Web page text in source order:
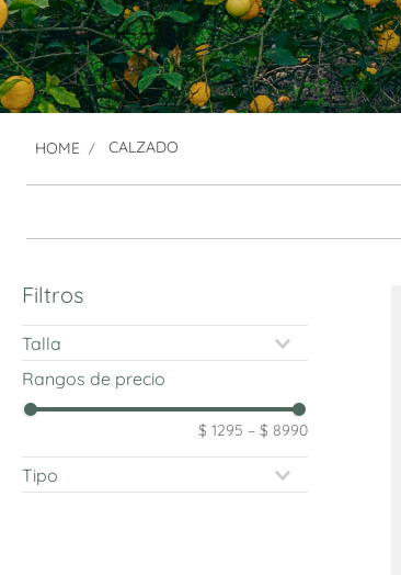
CALZADO
Filtros
Talla
35
38
Rangos de precio
$ 1295 – $ 8990